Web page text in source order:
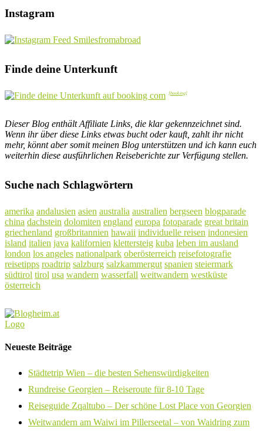
Instagram
Finde deine Unterkunft
Dieser Blog enthält Affiliate Links, die klar gekennzeichnet sind.
Wenn ihr über diese Links etwas bucht oder kauft, zahlt ihr nicht
mehr, könnt aber somit meinen Blog unterstützen und ich kann euch
weiterhin diese ausführlichen Reiseberichte zur Verfügung stellen.
Suche nach Schlagwörtern
amerika andalusien asien australia australien bergseen blogparade
china dachstein dolomiten england europa fotoparade great britain
griechenland großbritannien hawaii individuelle reisen indonesien
island italien java kalifornien klettersteig kuba leben im ausland
london los angeles nationalpark oberösterreich reisefotografie
reisetipps roadtrip salzburg salzkammergut spanien steiermark
südtirol tirol usa wandern wasserfall weitwandern westküste
österreich
Neueste Beiträge
Städtetrip Wien – die besten Sehenswürdigkeiten
Rundreise Georgien – Reiseroute für 8-10 Tage
Reiseguide Zqaltubo – Der schöne Lost Place von Georgien
Weitwandern am Waiwi im Pillerseetal – von Waidring zum